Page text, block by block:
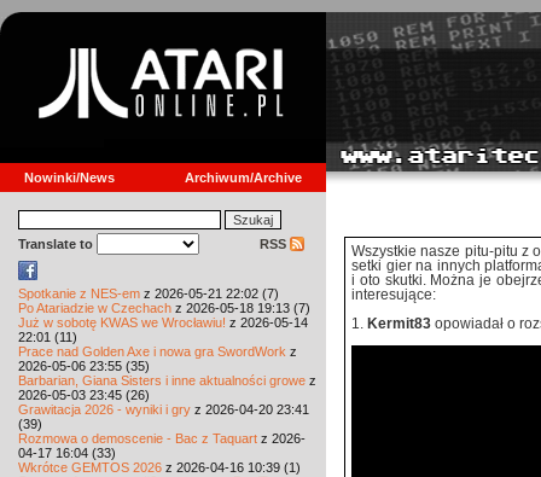
Nowinki/News Archiwum/Archive
Translate to RSS
Spotkanie z NES-em z 2026-05-21 22:02 (7)
Po Atariadzie w Czechach z 2026-05-18 19:13 (7)
Już w sobotę KWAS we Wrocławiu! z 2026-05-14
22:01 (11)
Prace nad Golden Axe i nowa gra SwordWork z
2026-05-06 23:55 (35)
Barbarian, Giana Sisters i inne aktualności growe z
2026-05-03 23:45 (26)
Grawitacja 2026 - wyniki i gry z 2026-04-20 23:41
(39)
Rozmowa o demoscenie - Bac z Taquart z 2026-
04-17 16:04 (33)
Wkrótce GEMTOS 2026 z 2026-04-16 10:39 (1)
Wszystkie nasze pitu-pitu z
setki gier na innych
i oto skutki. Można je
interesujące:
1.
Kermit83 opowiadał o